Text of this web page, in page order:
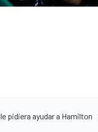
pidiera ayudar a Hamilton